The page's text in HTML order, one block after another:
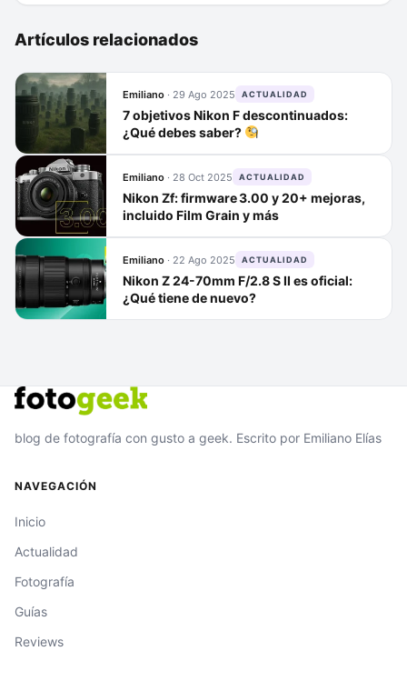
Artículos relacionados
Emiliano · 29 Ago 2025 ACTUALIDAD
7 objetivos Nikon F descontinuados:
¿Qué debes saber?
Emiliano · 28 Oct 2025 ACTUALIDAD
Nikon Zf: firmware 3.00 y 20+ mejoras,
incluido Film Grain y más
Emiliano · 22 Ago 2025 ACTUALIDAD
Nikon Z 24-70mm F/2.8 S II es oficial:
¿Qué tiene de nuevo?
blog de fotografía con gusto a geek. Escrito por Emiliano Elías
NAVEGACIÓN
Inicio
Actualidad
Fotografía
Guías
Reviews